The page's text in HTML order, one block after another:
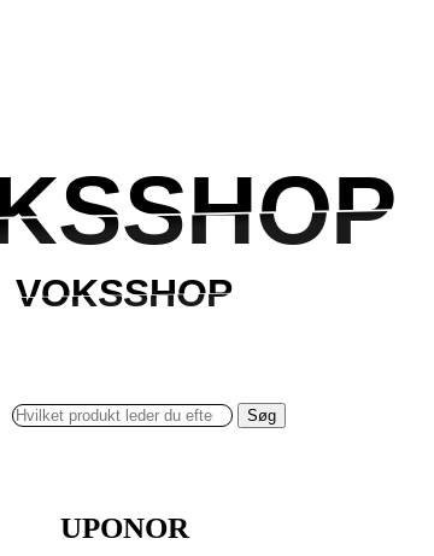
VOKSSHOP
VOKSSHOP
Søg
UPONOR